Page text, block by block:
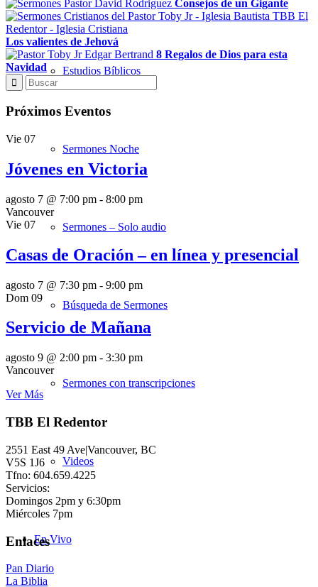
Estudios Bíblicos
Sermones Noche
Sermones – Solo audio
Búsqueda de Sermones
Sermones con transcripciones
Videos
En Vivo
Consejos de un Gigante
Los valientes de Jehová
8 Regalos de Dios para esta
Navidad
Próximos Eventos
Vie 07
Jóvenes en Victoria
agosto 7 @ 7:00 pm - 8:00 pm
Vancouver
Vie 07
Casas de Oración – en línea y presencial
agosto 7 @ 7:30 pm - 9:00 pm
Dom 09
Servicio de Mañana
agosto 9 @ 2:00 pm - 3:30 pm
Vancouver
Ver Más
TBB El Redentor
2551 East 49 Ave|Vancouver, BC
V5S 1J6
Tfno: 604.659.4225
Servicios:
Domingos 2pm y 6:30pm
Miércoles 7pm
Enlaces
Pan Diario
La Biblia